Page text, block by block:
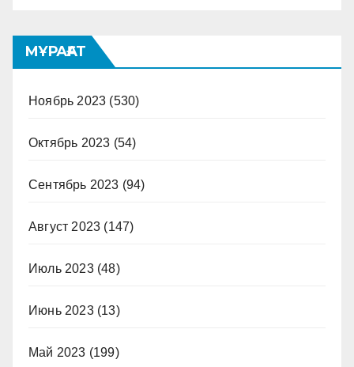
МҰРАҒАТ
Ноябрь 2023 (530)
Октябрь 2023 (54)
Сентябрь 2023 (94)
Август 2023 (147)
Июль 2023(48)
Июнь 2023(13)
Май 2023 (199)